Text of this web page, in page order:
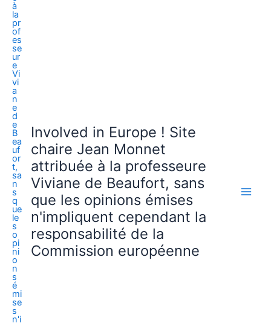
Involved in Europe ! Site
chaire Jean Monnet
attribuée à la professeure
Viviane de Beaufort, sans
que les opinions émises
n'impliquent cependant la
responsabilité de la
Commission européenne